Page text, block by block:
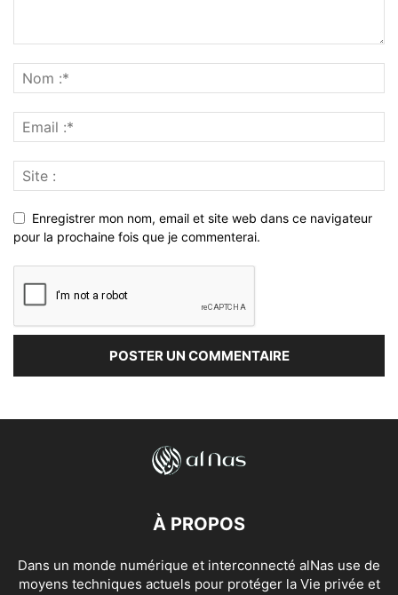
Enregistrer mon nom, email et site web dans ce navigateur
pour la prochaine fois que je commenterai.
À PROPOS
Dans un monde numérique et interconnecté alNas use de
moyens techniques actuels pour protéger la Vie privée et